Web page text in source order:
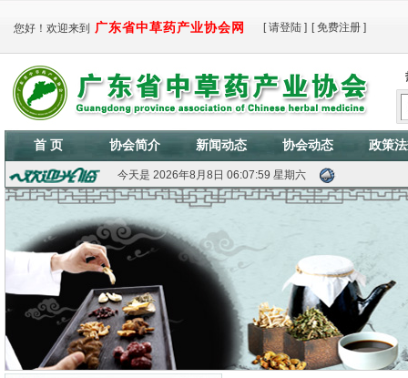
您好！欢迎来到 广东省中草药产业协会网 [ 请登陆 ] [ 免费注册 ]
首 页 协会简介 新闻动态 协会动态 政策
今天是2026年8月8日 06:08:00 星期六